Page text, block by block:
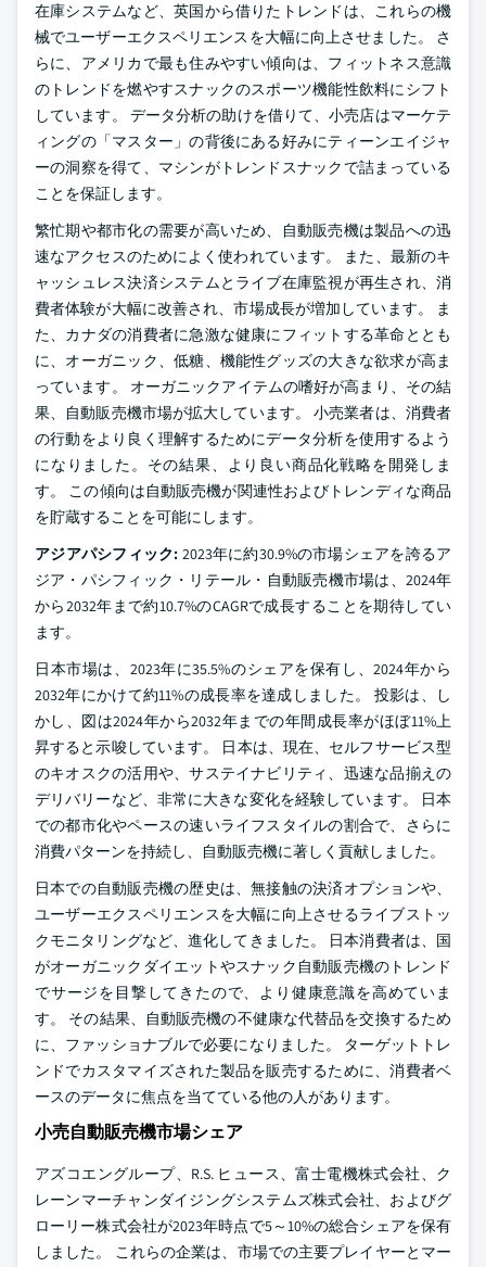
在庫システムなど、英国から借りたトレンドは、これらの機
械でユーザーエクスペリエンスを大幅に向上させました。 さ
らに、アメリカで最も住みやすい傾向は、フィットネス意識
のトレンドを燃やすスナックのスポーツ機能性飲料にシフト
しています。 データ分析の助けを借りて、小売店はマーケテ
ィングの「マスター」の背後にある好みにティーンエイジャ
ーの洞察を得て、マシンがトレンドスナックで詰まっている
ことを保証します。
繁忙期や都市化の需要が高いため、自動販売機は製品への迅
速なアクセスのためによく使われています。 また、最新のキ
ャッシュレス決済システムとライブ在庫監視が再生され、消
費者体験が大幅に改善され、市場成長が増加しています。 ま
た、カナダの消費者に急激な健康にフィットする革命ととも
に、オーガニック、低糖、機能性グッズの大きな欲求が高ま
っています。 オーガニックアイテムの嗜好が高まり、その結
果、自動販売機市場が拡大しています。 小売業者は、消費者
の行動をより良く理解するためにデータ分析を使用するよう
になりました。その結果、より良い商品化戦略を開発しま
す。 この傾向は自動販売機が関連性およびトレンディな商品
を貯蔵することを可能にします。
アジアパシフィック: 2023年に約30.9%の市場シェアを誇るア
ジア・パシフィック・リテール・自動販売機市場は、2024年
から2032年まで約10.7%のCAGRで成長することを期待してい
ます。
日本市場は、2023年に35.5%のシェアを保有し、2024年から
2032年にかけて約11%の成長率を達成しました。 投影は、し
かし、図は2024年から2032年までの年間成長率がほぼ11%上
昇すると示唆しています。 日本は、現在、セルフサービス型
のキオスクの活用や、サステイナビリティ、迅速な品揃えの
デリバリーなど、非常に大きな変化を経験しています。 日本
での都市化やペースの速いライフスタイルの割合で、さらに
消費パターンを持続し、自動販売機に著しく貢献しました。
日本での自動販売機の歴史は、無接触の決済オプションや、
ユーザーエクスペリエンスを大幅に向上させるライブストッ
クモニタリングなど、進化してきました。 日本消費者は、国
がオーガニックダイエットやスナック自動販売機のトレンド
でサージを目撃してきたので、より健康意識を高めていま
す。 その結果、自動販売機の不健康な代替品を交換するため
に、ファッショナブルで必要になりました。 ターゲットトレ
ンドでカスタマイズされた製品を販売するために、消費者ベ
ースのデータに焦点を当てている他の人があります。
小売自動販売機市場シェア
アズコエングループ、R.S. ヒュース、富士電機株式会社、ク
レーンマーチャンダイジングシステムズ株式会社、およびグ
ローリー株式会社が2023年時点で5～10%の総合シェアを保有
しました。 これらの企業は、市場での主要プレイヤーとマー